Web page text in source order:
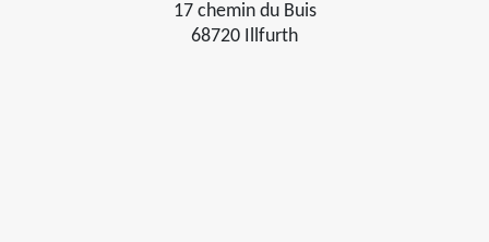
17 chemin du Buis
68720 Illfurth